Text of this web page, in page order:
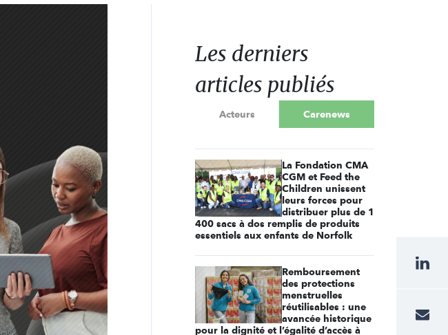
Les derniers
articles publiés
Acteurs Carenews
La Fondation CMA
CGM et Feed the
Children unissent
leurs forces pour
distribuer plus de 1
400 sacs à dos remplis de produits
essentiels aux enfants de Norfolk
Remboursement
des protections
menstruelles
réutilisables : une
avancée historique
pour la dignité et l’égalité d’accès à